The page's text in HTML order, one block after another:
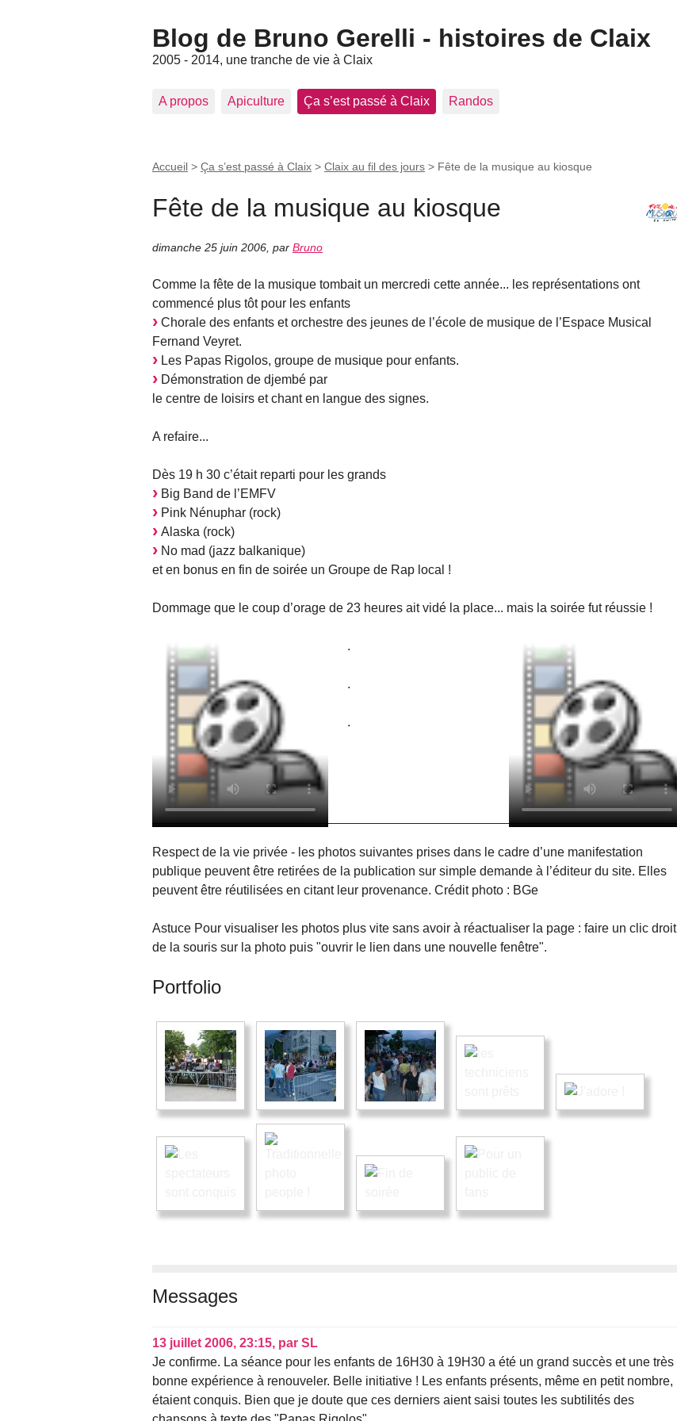
Blog de Bruno Gerelli - histoires de Claix
2005 - 2014, une tranche de vie à Claix
A propos Apiculture Ça s’est passé à Claix Randos
Accueil > Ça s’est passé à Claix > Claix au fil des jours > Fête de la musique au kiosque
Fête de la musique au kiosque
dimanche 25 juin 2006 par Bruno
Comme la fête de la musique tombait un mercredi cette année... les représentations ont
commencé plus tôt pour les enfants
Chorale des enfants et orchestre des jeunes de l’école de musique de l’Espace Musical
Fernand Veyret.
Les Papas Rigolos, groupe de musique pour enfants.
Démonstration de djembé par
le centre de loisirs et chant en langue des signes.
A refaire...
Dès 19 h 30 c’était reparti pour les grands
Big Band de l’EMFV
Pink Nénuphar (rock)
Alaska (rock)
No mad (jazz balkanique)
et en bonus en fin de soirée un Groupe de Rap local !
Dommage que le coup d’orage de 23 heures ait vidé la place... mais la soirée fut réussie !
No-Mad ? à voir
absolument !
Rap de fin soirée !
.
.
.
Respect de la vie privée - les photos suivantes prises dans le cadre d’une manifestation
publique peuvent être retirées de la publication sur simple demande à l’éditeur du site. Elles
peuvent être réutilisées en citant leur provenance. Crédit photo : BGe
Astuce Pour visualiser les photos plus vite sans avoir à réactualiser la page : faire un clic droit
de la souris sur la photo puis "ouvrir le lien dans une nouvelle fenêtre".
Portfolio
Messages
13 juillet 2006, 23:15, par SL
Je confirme. La séance pour les enfants de 16H30 à 19H30 a été un grand succès et une très
bonne expérience à renouveler. Belle initiative ! Les enfants présents, même en petit nombre,
étaient conquis. Bien que je doute que ces derniers aient saisi toutes les subtilités des